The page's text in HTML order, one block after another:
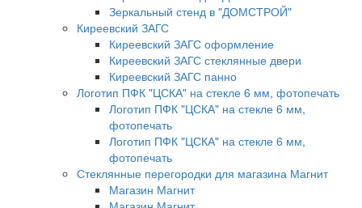
Зеркальный стенд в "ДОМСТРОЙ"
Киреевский ЗАГС
Киреевский ЗАГС оформление
Киреевский ЗАГС стеклянные двери
Киреевский ЗАГС панно
Логотип ПФК "ЦСКА" на стекле 6 мм, фотопечать
Логотип ПФК "ЦСКА" на стекле 6 мм,
фотопечать
Логотип ПФК "ЦСКА" на стекле 6 мм,
фотопечать
Стеклянные перегородки для магазина Магнит
Магазин Магнит